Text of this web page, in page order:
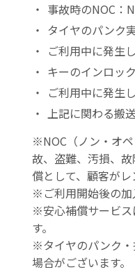
事故時のNOC：
タイヤのパンク
ご利用中に発生
キーのインロッ
ご利用中に発生
上記に関わる搬
※NOC（ノン・オ
故、盗難、汚損、
償として、顧客が
※ご利用開始後の加
※安心補償サービス
す。
※タイヤのパンク・
場合がございます。